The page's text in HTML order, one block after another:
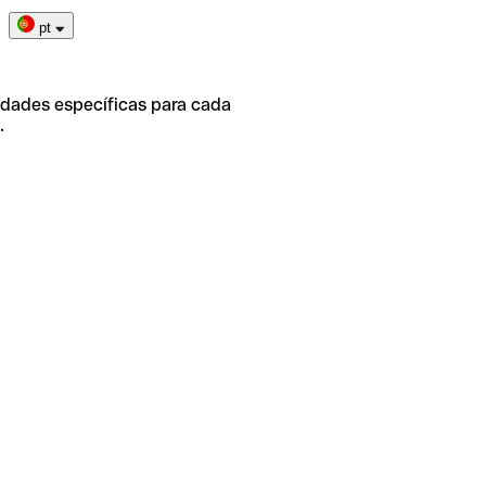
pt
específicas para cada